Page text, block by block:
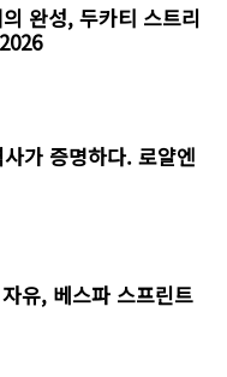
완성, 두카티 스트리
가 증명하다. 로얄엔
유, 베스파 스프린트